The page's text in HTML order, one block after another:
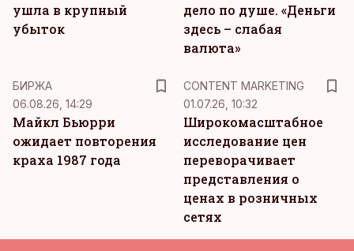
ушла в крупный
убыток
дело по душе. «Деньги
здесь – слабая
валюта»
БИРЖА
06.08.26, 14:29
Майкл Бьюрри
ожидает повторения
краха 1987 года
CONTENT MARKETING
01.07.26, 10:32
Широкомасштабное
исследование цен
переворачивает
представления о
ценах в розничных
сетях